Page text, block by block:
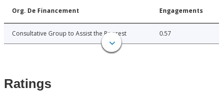
Org. De Financement Engagements
Consultative Group to Assist the Poorest 0.57
Ratings